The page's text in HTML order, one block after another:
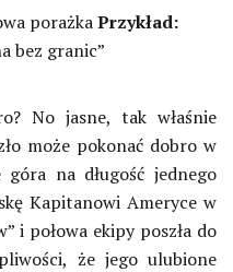
porażkaPrzykład:
bez granic”
No jasne, tak właśnie
może pokonać dobro w
na długość jednego
Kapitanowi Ameryce w
i połowa ekipy poszła do
że jego ulubione